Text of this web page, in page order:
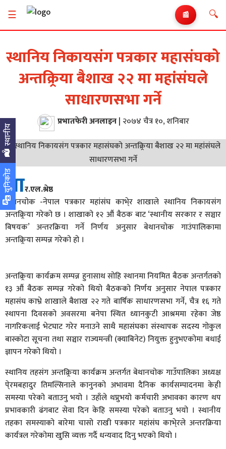
☰ 📰 🔍
युनिकोड
स्थानीय
स्थानिय निकायसंग पत्रकार महासंघको
अन्तक्र्रिया बैशाख २२ मा महांसंघले
साधारणसभा गर्ने
प्रभातफेरी अनलाइन| २०७४ चैत्र १०, शनिबार
आर.एल.श्रेष्ठ
बेथानचोक -नेपाल पत्रकार महांसंघ काभे्र शाखाले स्थानिय निकायसंग
अन्तक्र्रिया गरेको छ । शाखाको १२ औं बैठक बाट ‘स्थानीय सरकार र सञ्चार
बिषयक’ अन्तरक्रिया गर्ने निर्णय अनुसार बेथानचोक गाउंपालिकामा
अन्तक्र्रिया सम्पन्न गरेको हो ।
अन्तक्र्रिया कार्यक्रम सम्पन्न हुनासाथ सोहि स्थानमा नियमित बैठक अन्तर्गतको
१३ औं बैठक सम्पन्न गरेको थियो बैठकको निर्णय अनुसार नेपाल पत्रकार
महासंघ काभ्रे शाखाले बैशाख २२ गते बार्षिक साधारणसभा गर्ने, चैत्र १६ गते
स्थापना दिवसको अवसरमा बनेपा स्थित ध्यानकुटी आश्रममा रहेका जेष्ठ
नागरिकलाई भेटघाट गरेर मनाउने साथै महासंघका संस्थापक सदस्य गोकुल
बास्कोटा सूचना तथा सञ्चार राज्यमन्त्री (क्याबिनेट) नियुक्त हुनुभएकोमा बधाई
ज्ञापन गरेको थियो ।
स्थानिय तहसंग अन्तक्र्रिया कार्यक्रम अन्तर्गत बेथानचोक गाउँपालिका अध्यक्ष
पे्रमबहादुर तिमल्सिनाले कानुनको अभावमा दैनिक कार्यसम्पादनमा केही
समस्या परेको बताउनु भयो । उहाँले थप्नुभयो कर्मचारी अभावका कारण थप
प्रभावकारी ढंगबाट सेवा दिन केहि समस्या परेको बताउनु भयो । स्थानीय
तहका समस्याको बारेमा चासो राखी पत्रकार महांसंघ काभे्रले अन्तरक्रिया
कार्यत्रल गरेकोमा खुसि व्यक्त गर्दै धन्यवाद दिनु भएको थियो ।